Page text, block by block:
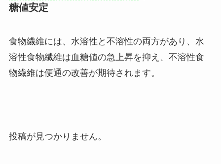
糖値安定
食物繊維には、水溶性と不溶性の両方があり、水
溶性食物繊維は血糖値の急上昇を抑え、不溶性食
物繊維は便通の改善が期待されます。
投稿が見つかりません。